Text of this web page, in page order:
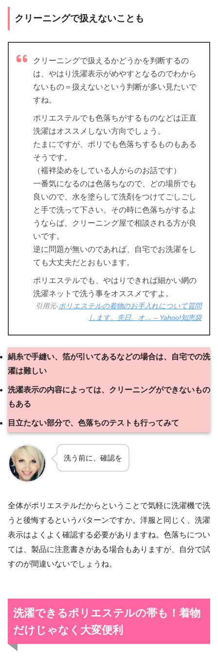
クリーニングで扱えないことも
クリーニングで扱えるかどうかを判断するの
は、やはり洗濯表示がめやすとなるのでわから
ないもの＝扱えないという判断が多い見たいで
すね。
ポリエステルでも色落ちがするものなどは正直
洗濯はオススメしない方向でしょう。
たまにですが、ポリでも色落ちするものもある
そうです。
（襦袢染めをしている人からのお話です）
一番気になるのは色落ちなので、どの場所でも
良いので、水を塗らして洗剤をつけてごしごし
と手で洗って下さい。その時に色落ちがするよ
うならば、クリーニング屋で相談される方が良
いです。
逆に問題が無いのであれば、自宅でお洗濯をし
ても大丈夫だとおもいます。
ポリエステルでも、やはりできれば細かい網の
洗濯ネットで洗う事をオススメですよ。
引用元-ポリエステルの着物のお手入れについて質問
します。先日、オ… – Yahoo!知恵袋
絹糸で手縫い、箔が引いてあるなどの場合は、自宅での洗
濯は難しい
洗濯表示の内容によっては、クリーニングができないもの
もある
目立たない部分で、色落ちのテストも行ってみて
洗う前に、確認を
全体がポリエステルだからということで気軽に洗濯機で洗
うと後悔するというパターンですか。洋服と同じく、洗濯
表示はよくよく確認する必要がありますね。色落ちについ
ては、製品に注意書きがある場合もありますが、自分で試
すのが間違いないでしょうね。
洗濯できるポリエステルの帯も！着物
だけじゃなく大変便利